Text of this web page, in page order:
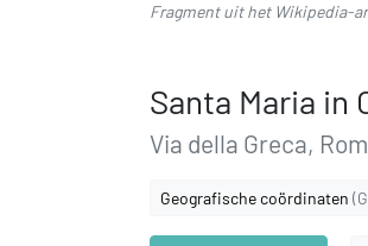
Fragment uit het Wikipedia-
Santa Maria in
Via della Greca,
Geografische coördinaten